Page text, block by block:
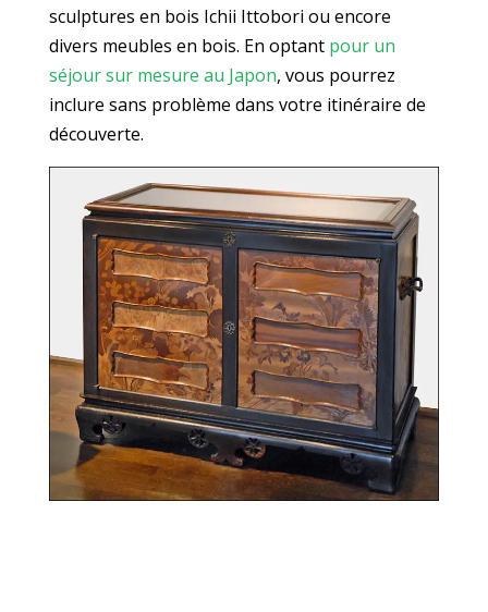
sculptures en bois Ichii Ittobori ou encore
divers meubles en bois. En optant pour un
séjour sur mesure au Japon, vous pourrez
inclure sans problème dans votre itinéraire de
découverte.